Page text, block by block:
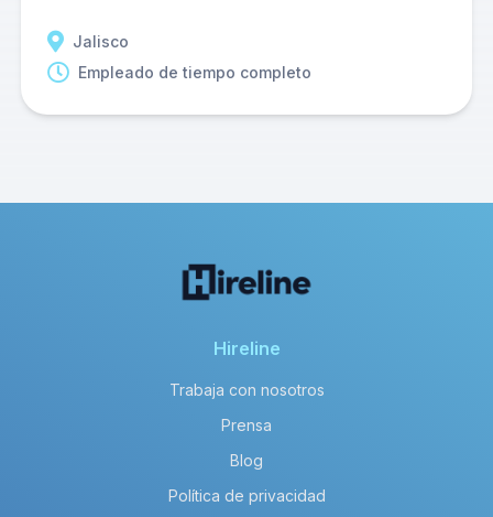
Jalisco
Empleado de tiempo completo
Hireline
Trabaja con nosotros
Prensa
Blog
Política de privacidad